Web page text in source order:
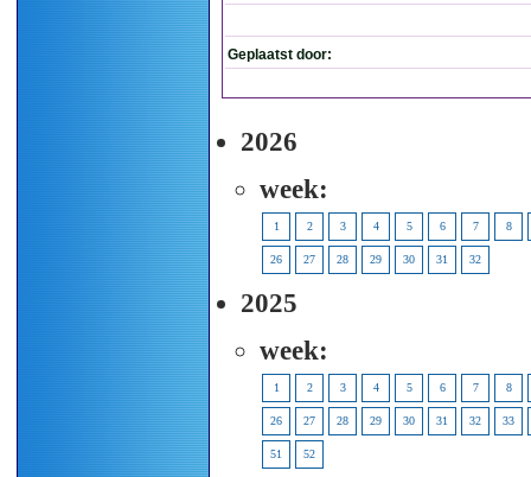
Geplaatst door:
2026
week:
1 2 3 4 5 6 7 8
26 27 28 29 30 31 32
2025
week:
1 2 3 4 5 6 7 8
26 27 28 29 30 31 32 33
51 52